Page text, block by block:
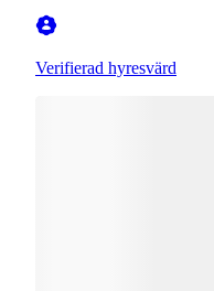
Verifierad hyresvärd